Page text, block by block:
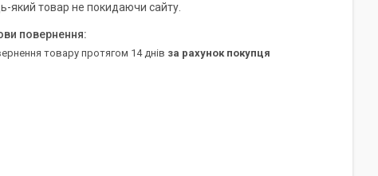
який товар не покидаючи сайту.
товару протягом 14 днів за рахунок покупця